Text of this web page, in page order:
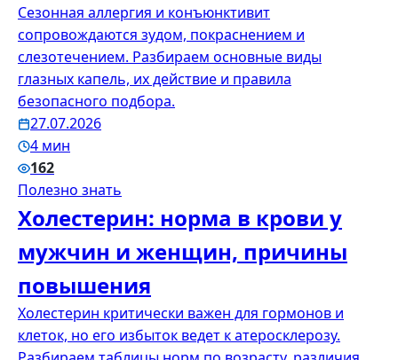
Сезонная аллергия и конъюнктивит
сопровождаются зудом, покраснением и
слезотечением. Разбираем основные виды
глазных капель, их действие и правила
безопасного подбора.
27.07.2026
4 мин
162
Полезно знать
Холестерин: норма в крови у
мужчин и женщин, причины
повышения
Холестерин критически важен для гормонов и
клеток, но его избыток ведет к атеросклерозу.